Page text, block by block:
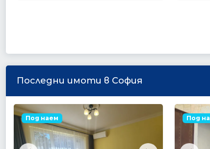
Последни имоти в София
Под наем Под